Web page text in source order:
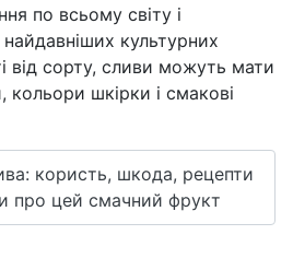
по всьому світу і
культурних
від сорту, сливи можуть мати
кольори шкірки і смакові
користь, шкода, рецепти
про цей смачний фрукт